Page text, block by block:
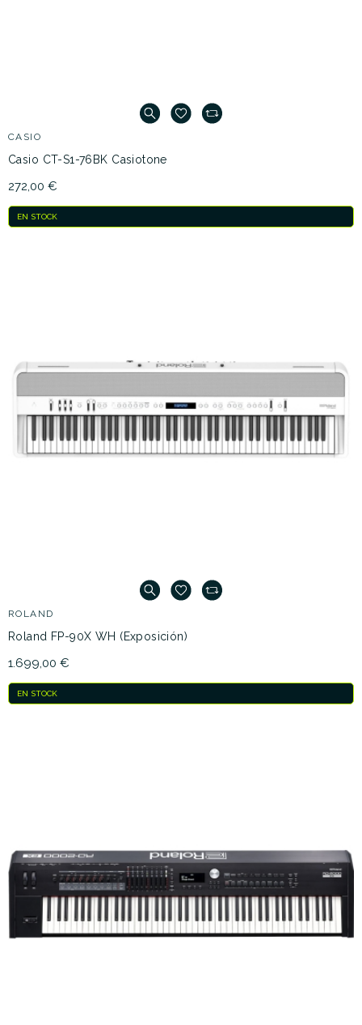
CASIO
Casio CT-S1-76BK Casiotone
272,00 €
EN STOCK
ROLAND
Roland FP-90X WH (Exposición)
1.699,00 €
EN STOCK